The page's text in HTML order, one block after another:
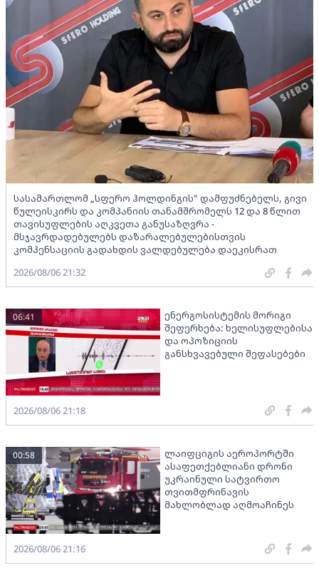
სასამართლომ „სფერო ჰოლდინგის" დამფუძნებელს, გივი
წულეისკირს და კომპანიის თანამშრომელს 12 და 8 წლით
თავისუფლების აღკვეთა განუსაზღვრა -
მსჯავრდადებულებს დაზარალებულებისთვის
კომპენსაციის გადახდის ვალდებულება დაეკისრათ
2026/08/06 21:32
ენერგოსისტემის მორიგი
შეფერხება: ხელისუფლებისა
და ოპოზიციის
განსხვავებული შეფასებები
06:41
2026/08/06 21:18
ლაიფციგის აეროპორტში
ასაფეთქებლიანი დრონი
უკრაინული სატვირთო
თვითმფრინავის
მახლობლად აღმოაჩინეს
00:58
2026/08/06 21:16